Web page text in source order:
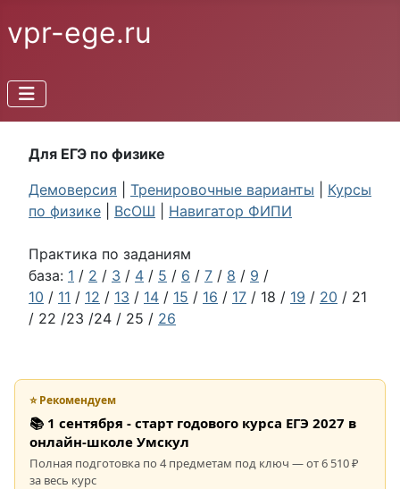
vpr-ege.ru
Для ЕГЭ по физике
Демоверсия
Тренировочные варианты
Курсы
по физике
ВсОШ Навигатор ФИПИ
Практика по заданиям
база: 1 / 2 / 3 / 4 / 5 / 6 / 7 / 8 / 9 /
10 / 11 / 12 / 13 / 14 / 15 / 16 / 17 / 18 / 19 / 20 / 21
/ 22 /23 /24 / 25 / 26
⭐ Рекомендуем
📚 1 сентября - старт годового курса ЕГЭ 2027 в
онлайн-школе Умскул
Полная подготовка по 4 предметам под ключ — от 6 510 ₽
за весь курс